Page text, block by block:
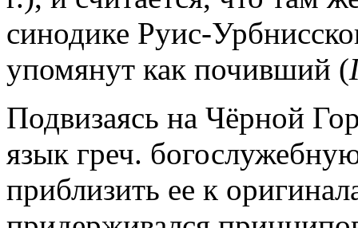
синодике Руис-
упомянут как почивший (
Подвизаясь на Чёрной
язык греч.
приблизить ее к